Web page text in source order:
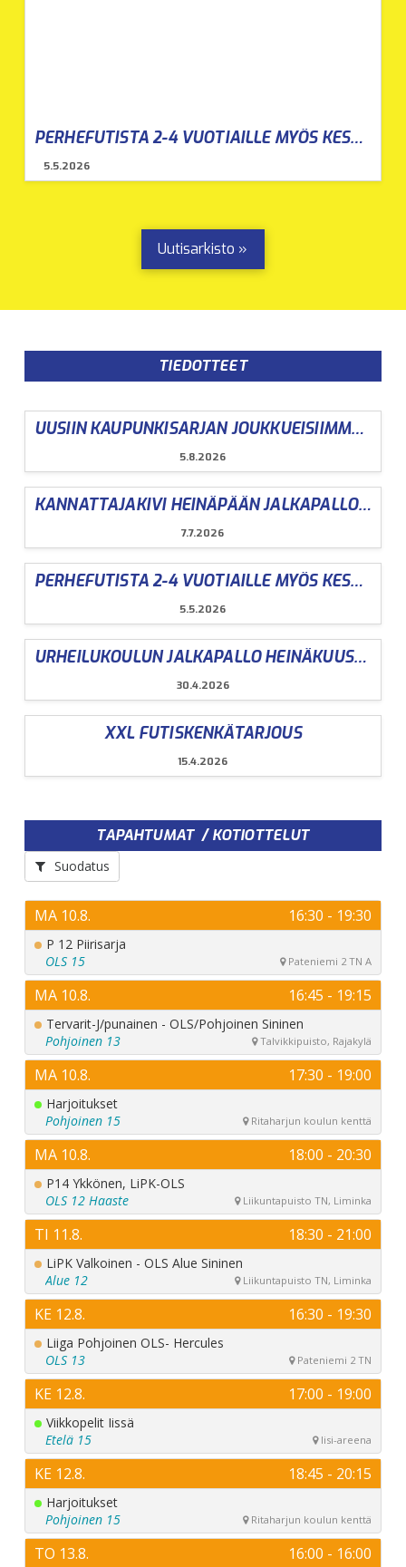
PERHEFUTISTA 2-4 VUOTIAILLE MYÖS KESÄLLÄ 2026
5.5.2026
Uutisarkisto »
TIEDOTTEET
UUSIIN KAUPUNKISARJAN JOUKKUEISIIMME ILMOITTAUTUMINEN AVOINNA ( 2021- JA 2022 – SYNT. )
5.8.2026
KANNATTAJAKIVI HEINÄPÄÄN JALKAPALLOSTADIONILLE
7.7.2026
PERHEFUTISTA 2-4 VUOTIAILLE MYÖS KESÄLLÄ 2026
5.5.2026
URHEILUKOULUN JALKAPALLO HEINÄKUUSSA HIIROSESSA JA HIUKKAVAARASSA
30.4.2026
XXL FUTISKENKÄTARJOUS
15.4.2026
TAPAHTUMAT / KOTIOTTELUT